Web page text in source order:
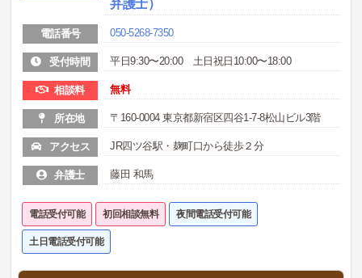
弁護士）
電話番号 050-5268-7350
受付時間 平日9:30〜20:00 土日祝日10:00〜18:00
相談料 無料
所在地 〒160-0004 東京都新宿区四谷1-7-8松山ビル3階
アクセス JR四ツ谷駅・麹町口から徒歩２分
弁護士 藤田 和馬
電話受付可能 初回相談無料 夜間電話受付可能
土日電話受付可能